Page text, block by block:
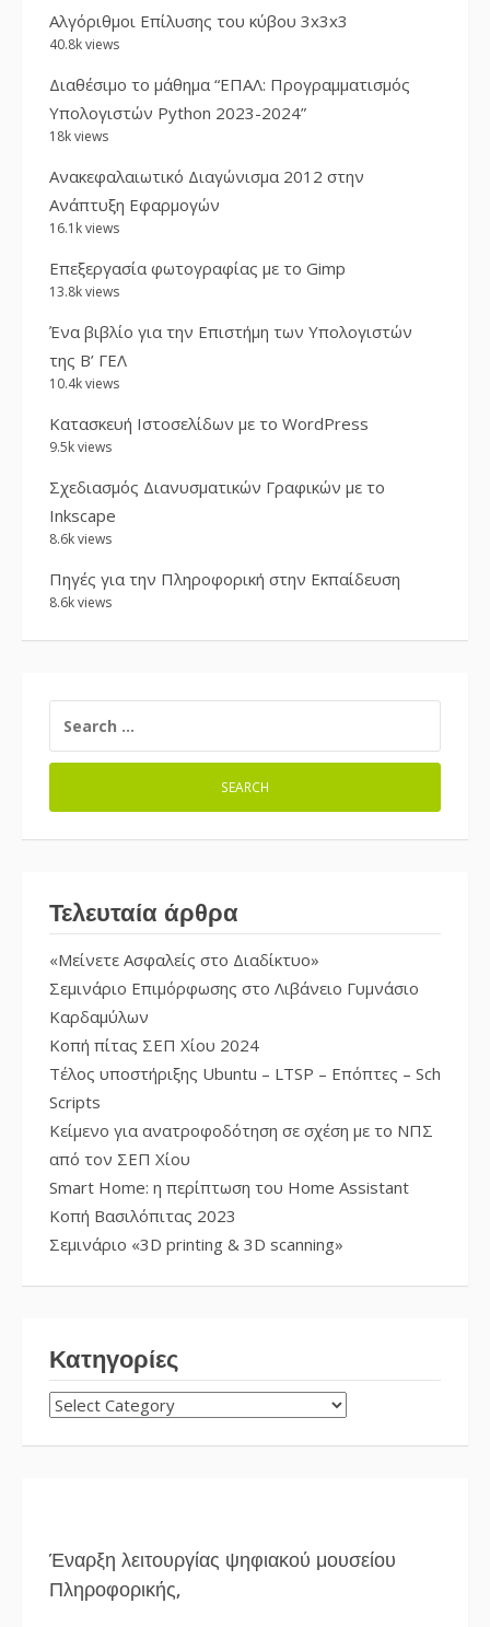
Αλγόριθμοι Επίλυσης του κύβου 3x3x3
40.8k views
Διαθέσιμο το μάθημα “ΕΠΑΛ: Προγραμματισμός
Υπολογιστών Python 2023-2024”
18k views
Ανακεφαλαιωτικό Διαγώνισμα 2012 στην
Ανάπτυξη Εφαρμογών
16.1k views
Επεξεργασία φωτογραφίας με το Gimp
13.8k views
Ένα βιβλίο για την Επιστήμη των Υπολογιστών
της Β’ ΓΕΛ
10.4k views
Κατασκευή Ιστοσελίδων με το WordPress
9.5k views
Σχεδιασμός Διανυσματικών Γραφικών με το
Inkscape
8.6k views
Πηγές για την Πληροφορική στην Εκπαίδευση
8.6k views
FOR:
Τελευταία άρθρα
«Μείνετε Ασφαλείς στο Διαδίκτυο»
Σεμινάριο Επιμόρφωσης στο Λιβάνειο Γυμνάσιο
Καρδαμύλων
Κοπή πίτας ΣΕΠ Χίου 2024
Τέλος υποστήριξης Ubuntu – LTSP – Επόπτες – Sch
Scripts
Κείμενο για ανατροφοδότηση σε σχέση με το ΝΠΣ
από τον ΣΕΠ Χίου
Smart Home: η περίπτωση του Home Assistant
Κοπή Βασιλόπιτας 2023
Σεμινάριο «3D printing & 3D scanning»
Κατηγορίες
ΚΑΤΗΓΟΡΊΕΣ
Έναρξη λειτουργίας ψηφιακού μουσείου
Πληροφορικής,